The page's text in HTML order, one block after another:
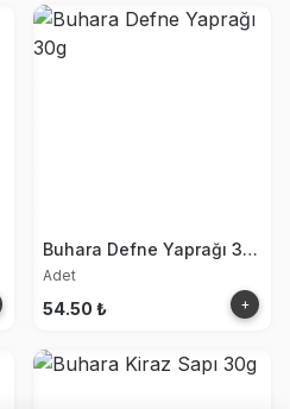
Buhara Defne Yaprağı 30g
Adet
54.50 ₺ +